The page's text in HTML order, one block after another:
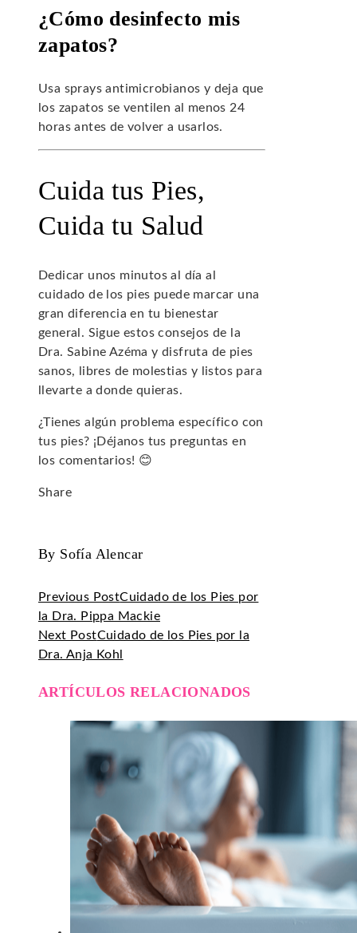
¿Cómo desinfecto mis
zapatos?
Usa sprays antimicrobianos y deja que
los zapatos se ventilen al menos 24
horas antes de volver a usarlos.
Cuida tus Pies,
Cuida tu Salud
Dedicar unos minutos al día al
cuidado de los pies puede marcar una
gran diferencia en tu bienestar
general. Sigue estos consejos de la
Dra. Sabine Azéma y disfruta de pies
sanos, libres de molestias y listos para
llevarte a donde quieras.
¿Tienes algún problema específico con
tus pies? ¡Déjanos tus preguntas en
los comentarios! 😊
Share
By Sofía Alencar
Previous PostCuidado de los Pies por
la Dra. Pippa Mackie
Next PostCuidado de los Pies por la
Dra. Anja Kohl
ARTÍCULOS RELACIONADOS